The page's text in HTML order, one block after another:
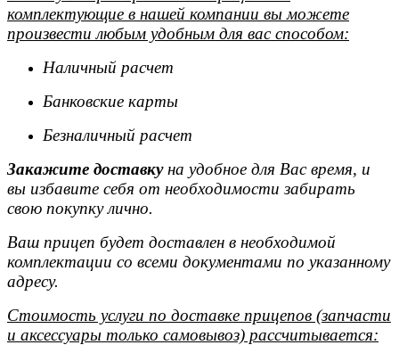
комплектующие в нашей компании вы можете
произвести любым удобным для вас способом:
Наличный расчет
Банковские карты
Безналичный расчет
Закажите доставкуна удобное для Вас время, и
вы избавите себя от необходимости забирать
свою покупку лично.
Ваш прицеп будет доставлен в необходимой
комплектации со всеми документами по указанному
адресу.
Стоимость услуги по доставке прицепов (запчасти
и аксессуары только самовывоз) рассчитывается: